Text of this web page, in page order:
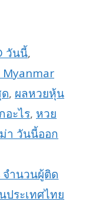
วันนี้,
Myanmar
, ผลหวยหุ้น
อะไร, หวย
า วันนี้ออก
ำนวนผู้ติด
ประเทศไทย